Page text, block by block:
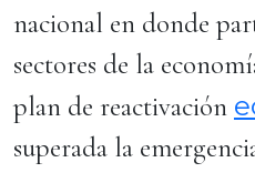
nacional en donde
sectores de la
plan de reactivación
superada la